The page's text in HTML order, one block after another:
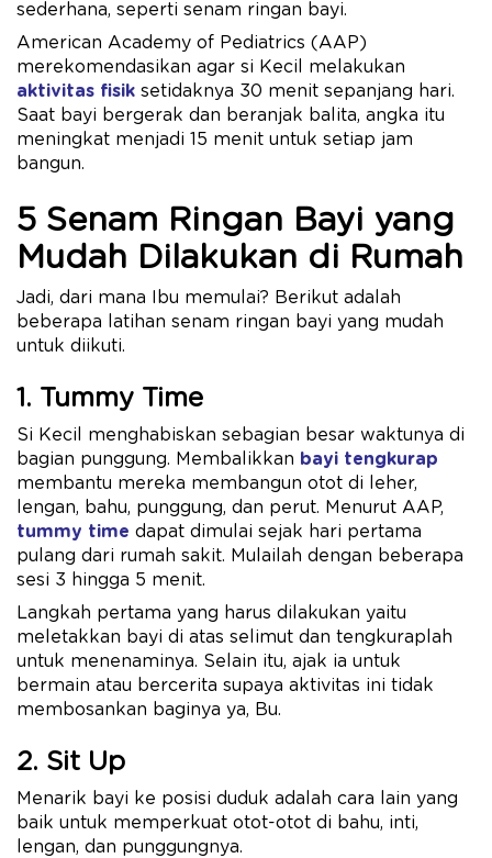
sederhana, seperti senam ringan bayi.
American Academy of Pediatrics (AAP)
merekomendasikan agar si Kecil melakukan
aktivitas fisik setidaknya 30 menit sepanjang hari.
Saat bayi bergerak dan beranjak balita, angka itu
meningkat menjadi 15 menit untuk setiap jam
bangun.
5 Senam Ringan Bayi yang
Mudah Dilakukan di Rumah
Jadi, dari mana Ibu memulai? Berikut adalah
beberapa latihan senam ringan bayi yang mudah
untuk diikuti.
1. Tummy Time
Si Kecil menghabiskan sebagian besar waktunya di
bagian punggung. Membalikkan bayi tengkurap
membantu mereka membangun otot di leher,
lengan, bahu, punggung, dan perut. Menurut AAP,
tummy time dapat dimulai sejak hari pertama
pulang dari rumah sakit. Mulailah dengan beberapa
sesi 3 hingga 5 menit.
Langkah pertama yang harus dilakukan yaitu
meletakkan bayi di atas selimut dan tengkuraplah
untuk menenaminya. Selain itu, ajak ia untuk
bermain atau bercerita supaya aktivitas ini tidak
membosankan baginya ya, Bu.
2. Sit Up
Menarik bayi ke posisi duduk adalah cara lain yang
baik untuk memperkuat otot-otot di bahu, inti,
lengan, dan punggungnya.